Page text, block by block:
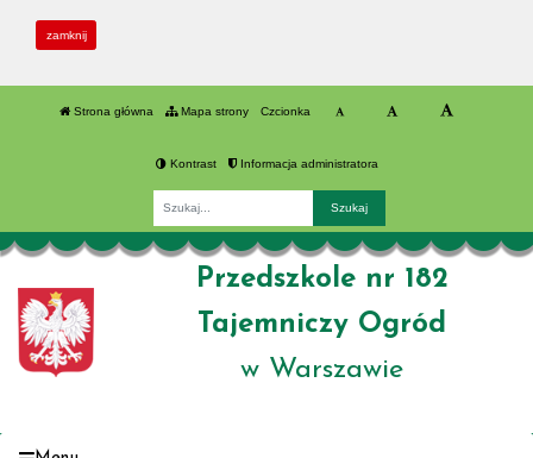
zamknij
Strona główna Mapa strony Czcionka
Kontrast Informacja administratora
Przedszkole nr 182
Tajemniczy Ogród
w Warszawie